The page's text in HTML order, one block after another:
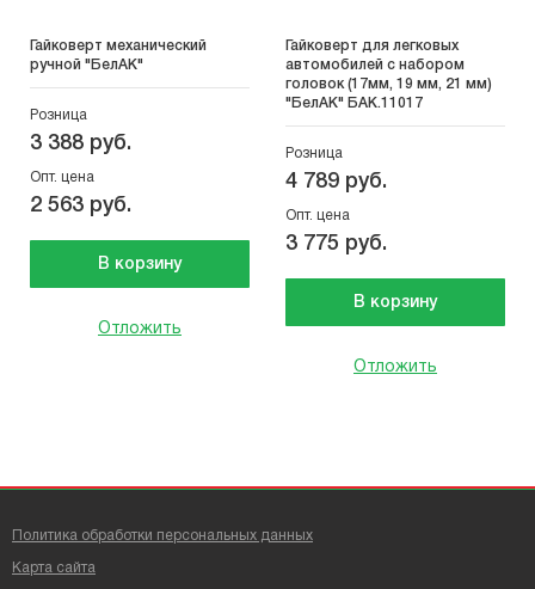
Гайковерт механический
ручной "БелАК"
Розница
3 388 руб.
Опт. цена
2 563 руб.
В корзину
Отложить
Гайковерт для легковых
автомобилей с набором
головок (17мм, 19 мм, 21 мм)
"БелАК" БАК.11017
Розница
4 789 руб.
Опт. цена
3 775 руб.
В корзину
Отложить
Политика обработки персональных данных
Карта сайта